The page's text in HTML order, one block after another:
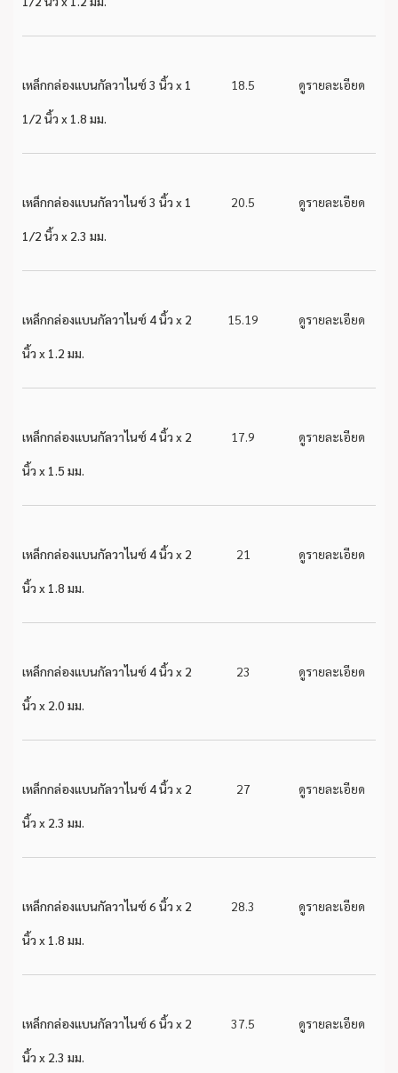
เหล็กกล่องแบนกัลวาไนซ์ 3 นิ้ว x 1
1/2 นิ้ว x 1.8 มม.
18.5 ดูรายละเอียด
เหล็กกล่องแบนกัลวาไนซ์ 3 นิ้ว x 1
1/2 นิ้ว x 2.3 มม.
20.5 ดูรายละเอียด
เหล็กกล่องแบนกัลวาไนซ์ 4 นิ้ว x 2
นิ้ว x 1.2 มม.
15.19 ดูรายละเอียด
เหล็กกล่องแบนกัลวาไนซ์ 4 นิ้ว x 2
นิ้ว x 1.5 มม.
17.9 ดูรายละเอียด
เหล็กกล่องแบนกัลวาไนซ์ 4 นิ้ว x 2
นิ้ว x 1.8 มม.
21 ดูรายละเอียด
เหล็กกล่องแบนกัลวาไนซ์ 4 นิ้ว x 2
นิ้ว x 2.0 มม.
23 ดูรายละเอียด
เหล็กกล่องแบนกัลวาไนซ์ 4 นิ้ว x 2
นิ้ว x 2.3 มม.
27 ดูรายละเอียด
เหล็กกล่องแบนกัลวาไนซ์ 6 นิ้ว x 2
นิ้ว x 1.8 มม.
28.3 ดูรายละเอียด
เหล็กกล่องแบนกัลวาไนซ์ 6 นิ้ว x 2
นิ้ว x 2.3 มม.
37.5 ดูรายละเอียด